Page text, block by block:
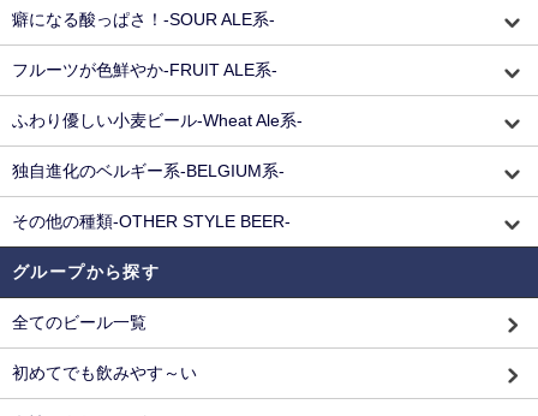
癖になる酸っぱさ！-SOUR ALE系-
フルーツが色鮮やか-FRUIT ALE系-
ふわり優しい小麦ビール-Wheat Ale系-
独自進化のベルギー系-BELGIUM系-
その他の種類-OTHER STYLE BEER-
グループから探す
全てのビール一覧
初めてでも飲みやす～い